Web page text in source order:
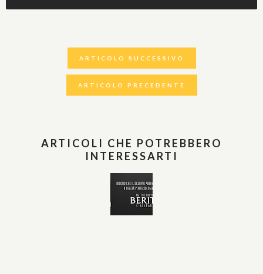
ARTICOLO SUCCESSIVO
ARTICOLO PRECEDENTE
ARTICOLI CHE POTREBBERO
INTERESSARTI